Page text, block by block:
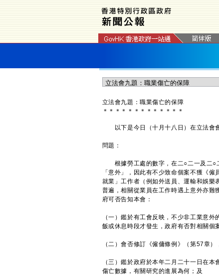
立法會九題：職業傷亡的保障
＊ ＊ ＊ ＊ ＊ ＊ ＊ ＊ ＊ ＊ ＊ ＊ ＊
以下是今日（十月十八日）在立法會會
問題：
根據勞工處的數字，在二○二一及二○
「意外」，因此有不少致命個案不獲《
就業」工作者（例如外送員、運輸和娛樂
普遍，相關從業員在工作時遇上意外亦難
府可否告知本會：
（一）鑑於有工會反映，不少非工業意
飯或休息時段才發生，政府有否對相關個
（二）會否修訂《僱傭條例》（第57章
（三）鑑於政府於本年二月二十一日在
傷亡數據，有關研究的進展為何；及